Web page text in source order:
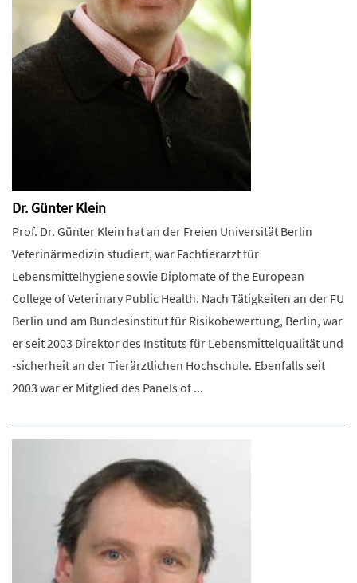
Dr. Günter Klein
Prof. Dr. Günter Klein hat an der Freien Universität Berlin
Veterinärmedizin studiert, war Fachtierarzt für
Lebensmittelhygiene sowie Diplomate of the European
College of Veterinary Public Health. Nach Tätigkeiten an der FU
Berlin und am Bundesinstitut für Risikobewertung, Berlin, war
er seit 2003 Direktor des Instituts für Lebensmittelqualität und
-sicherheit an der Tierärztlichen Hochschule. Ebenfalls seit
2003 war er Mitglied des Panels of ...